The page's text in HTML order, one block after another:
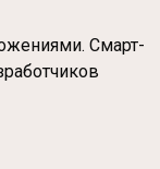
Смарт-